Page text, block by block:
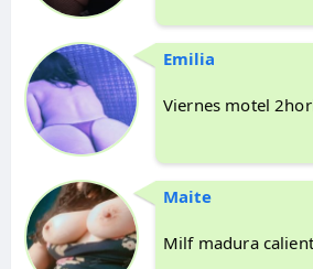
Emilia
Viernes motel
Maite
Milf madura